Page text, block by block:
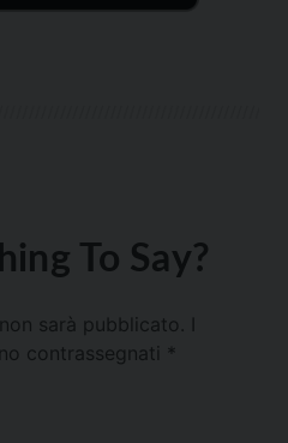
To Say?
sarà pubblicato.
contrassegnati *